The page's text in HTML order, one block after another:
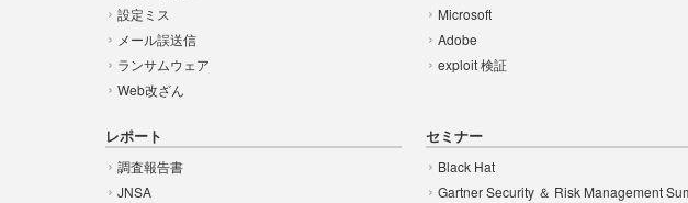
設定ミス
メール誤送信
ランサムウェア
Web改ざん
Microsoft
Adobe
exploit 検証
レポート
調査報告書
JNSA
セミナー
Black Hat
Gartner Security ＆ Risk Management